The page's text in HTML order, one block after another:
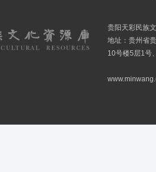
贵阳天彩民族
地址：贵州省
10号楼5层1号